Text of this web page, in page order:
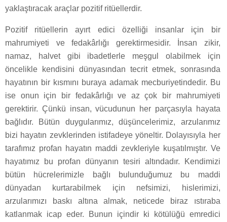
yaklaştıracak araçlar pozitif ritüellerdir.
Pozitif ritüellerin ayırt edici özelliği insanlar için bir
mahrumiyeti ve fedakârlığı gerektirmesidir. İnsan zikir,
namaz, halvet gibi ibadetlerle meşgul olabilmek için
öncelikle kendisini dünyasından tecrit etmek, sonrasında
hayatının bir kısmını buraya adamak mecburiyetindedir. Bu
ise onun için bir fedakârlığı ve az çok bir mahrumiyeti
gerektirir. Çünkü insan, vücudunun her parçasıyla hayata
bağlıdır. Bütün duygularımız, düşüncelerimiz, arzularımız
bizi hayatın zevklerinden istifadeye yöneltir. Dolayısıyla her
tarafımız profan hayatın maddi zevkleriyle kuşatılmıştır. Ve
hayatımız bu profan dünyanın tesiri altındadır. Kendimizi
bütün hücrelerimizle bağlı bulunduğumuz bu maddi
dünyadan kurtarabilmek için nefsimizi, hislerimizi,
arzularımızı baskı altına almak, neticede biraz ıstıraba
katlanmak icap eder. Bunun içindir ki kötülüğü emredici